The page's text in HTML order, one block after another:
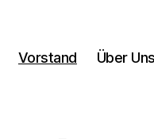
Vorstand Über